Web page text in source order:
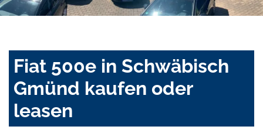
Fiat 500e in Schwäbisch
Gmünd kaufen oder
leasen